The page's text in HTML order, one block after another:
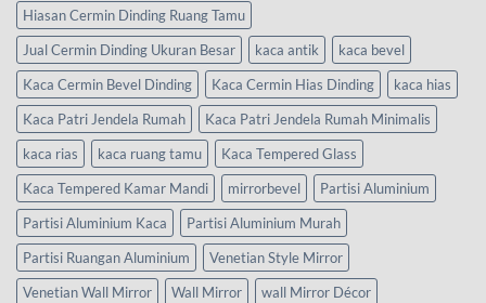
Hiasan Cermin Dinding Ruang Tamu
Jual Cermin Dinding Ukuran Besar
kaca antik
kaca bevel
Kaca Cermin Bevel Dinding
Kaca Cermin Hias Dinding
kaca hias
Kaca Patri Jendela Rumah
Kaca Patri Jendela Rumah Minimalis
kaca rias
kaca ruang tamu
Kaca Tempered Glass
Kaca Tempered Kamar Mandi
mirrorbevel
Partisi Aluminium
Partisi Aluminium Kaca
Partisi Aluminium Murah
Partisi Ruangan Aluminium
Venetian Style Mirror
Venetian Wall Mirror
Wall Mirror wall Mirror Décor